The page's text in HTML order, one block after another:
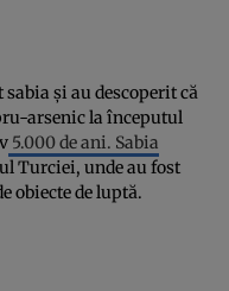
și au descoperit că
arsenic la începutul
5.000 de ani. Sabia
Turciei, unde au fost
obiecte de luptă.